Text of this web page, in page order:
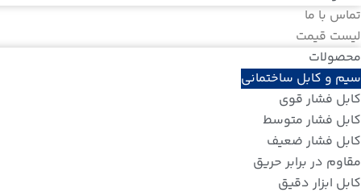
تماس با ما
لیست قیمت
محصولات
سیم و کابل ساختمانی
کابل فشار قوی
کابل فشار متوسط
کابل فشار ضعیف
مقاوم در برابر حریق
کابل ابزار دقیق